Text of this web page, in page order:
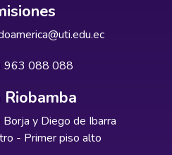
963 088 088
Riobamba
y Diego de Ibarra
- Primer piso alto